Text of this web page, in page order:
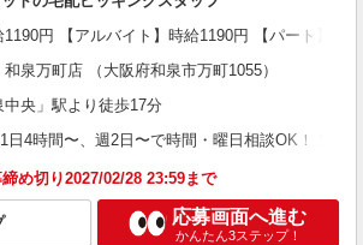
1190円 【アルバイト】時給1190円 【パート】
泉万町店 （大阪府和泉市万町1055）
央」駅より徒歩17分
日4時間〜、週2日〜で時間・曜日相談OK！！
め切り2027/02/28 23:59まで
応募画面へ進む
かんたん3ステップ！